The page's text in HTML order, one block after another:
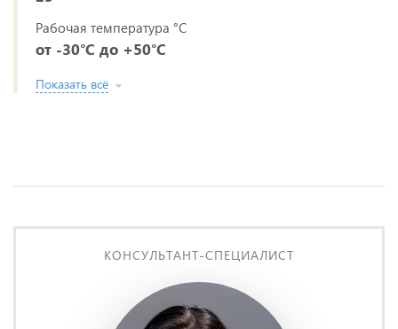
Рабочая температура °C
от -30°C до +50°C
Показать всё
КОНСУЛЬТАНТ-СПЕЦИАЛИСТ